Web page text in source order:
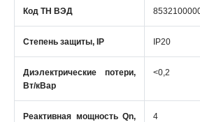
Код ТН ВЭД
Степень защиты, IP IP20
Диэлектрические потери,
Вт/кВар
<0,2
Реактивная мощность Qn,
4